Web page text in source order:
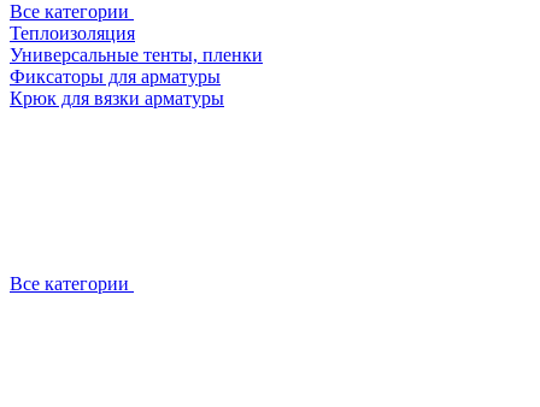
Все категории
Теплоизоляция
Универсальные тенты, пленки
Фиксаторы для арматуры
Крюк для вязки арматуры
Все категории